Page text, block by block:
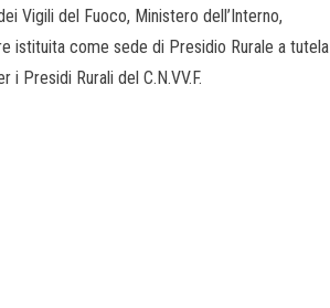
Vigili del Fuoco, Ministero dell’Interno,
istituita come sede di Presidio Rurale a tutela
Presidi Rurali del C.N.VV.F.